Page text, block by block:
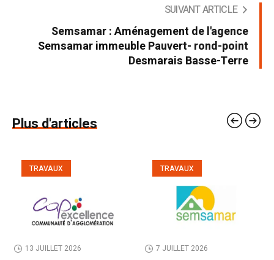
SUIVANT ARTICLE
Semsamar : Aménagement de l'agence
Semsamar immeuble Pauvert- rond-point
Desmarais Basse-Terre
Plus d'articles
TRAVAUX
13 JUILLET 2026
TRAVAUX
7 JUILLET 2026